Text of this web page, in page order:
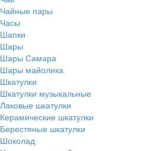
Чайные пары
Часы
Шапки
Шары
Шары Самара
Шары майолика
Шкатулки
Шкатулки музыкальные
Лаковые шкатулки
Керамические шкатулки
Берестяные шкатулки
Шоколад